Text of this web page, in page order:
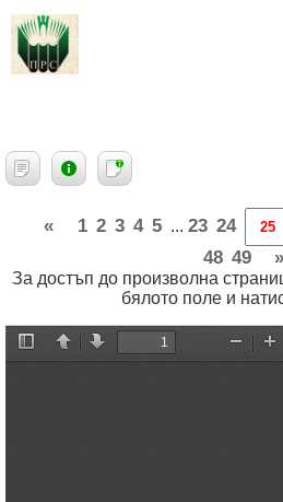
« 1 2 3 4 5 ... 23 24
48 49 »
За достъп до произволна
бялото поле и